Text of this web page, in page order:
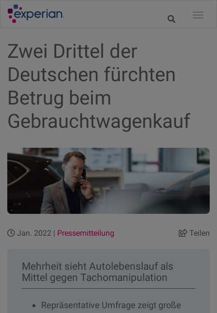
Zwei Drittel der
Deutschen fürchten
Betrug beim
Gebrauchtwagenkauf
Jan. 2022 | Pressemitteilung Teilen
Mehrheit sieht Autolebenslauf als
Mittel gegen Tachomanipulation
Repräsentative Umfrage zeigt große